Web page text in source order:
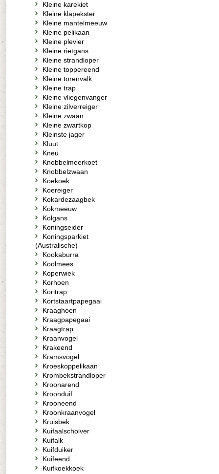
Kleine karekiet
Kleine klapekster
Kleine mantelmeeuw
Kleine pelikaan
Kleine plevier
Kleine rietgans
Kleine strandloper
Kleine toppereend
Kleine torenvalk
Kleine trap
Kleine vliegenvanger
Kleine zilverreiger
Kleine zwaan
Kleine zwartkop
Kleinste jager
Kluut
Kneu
Knobbelmeerkoet
Knobbelzwaan
Koekoek
Koereiger
Kokardezaagbek
Kokmeeuw
Kolgans
Koningseider
Koningsparkiet
(Australische)
Kookaburra
Koolmees
Koperwiek
Korhoen
Koritrap
Kortstaartpapegaai
Kraaghoen
Kraagpapegaai
Kraagtrap
Kraanvogel
Krakeend
Kramsvogel
Kroeskoppelikaan
Krombekstrandloper
Kroonarend
Kroonduif
Krooneend
Kroonkraanvogel
Kruisbek
Kuifaalscholver
Kuifalk
Kuifduiker
Kuifeend
Kuifkoekkoek